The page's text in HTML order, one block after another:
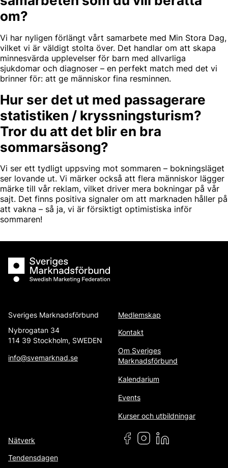
om?
Vi har nyligen förlängt vårt samarbete med Min Stora Dag,
vilket vi är väldigt stolta över. Det handlar om att skapa
minnesvärda upplevelser för barn med allvarliga
sjukdomar och diagnoser – en perfekt match med det vi
brinner för: att ge människor fina resminnen.
Hur ser det ut med passagerare
statistiken / kryssningsturism?
Tror du att det blir en bra
sommarsäsong?
Vi ser ett tydligt uppsving mot sommaren – bokningsläget
ser lovande ut. Vi märker också att flera människor lägger
märke till vår reklam, vilket driver mera bokningar på vår
sajt. Det finns positiva signaler om att marknaden håller på
att vakna – så ja, vi är försiktigt optimistiska inför
sommaren!
Sveriges Marknadsförbund
Sveriges Marknadsförbund
Nybrogatan 34
114 39 Stockholm, SWEDEN
info@svemarknad.se
Medlemskap
Kontakt
Om Sveriges
Marknadsförbund
Kalendarium
Events
Kurser och utbildningar
Nätverk
Tendensdagen